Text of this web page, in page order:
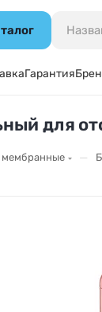
Гарантия
для
мембранные —